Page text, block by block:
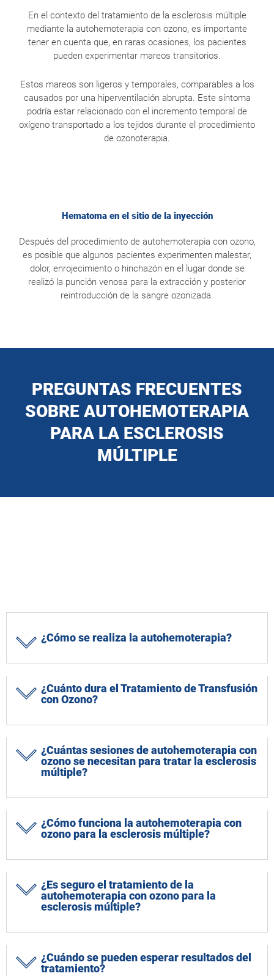
En el contexto del tratamiento de la esclerosis múltiple
mediante la autohemoterapia con ozono, es importante
tener en cuenta que, en raras ocasiones, los pacientes
pueden experimentar mareos transitorios.
Estos mareos son ligeros y temporales, comparables a los
causados por una hiperventilación abrupta. Este síntoma
podría estar relacionado con el incremento temporal de
oxígeno transportado a los tejidos durante el procedimiento
de ozonoterapia.
Hematoma en el sitio de la inyección
Después del procedimiento de autohemoterapia con ozono,
es posible que algunos pacientes experimenten malestar,
dolor, enrojecimiento o hinchazón en el lugar donde se
realizó la punción venosa para la extracción y posterior
reintroducción de la sangre ozonizada.
PREGUNTAS FRECUENTES
SOBRE AUTOHEMOTERAPIA
PARA LA ESCLEROSIS
MÚLTIPLE
¿Cómo se realiza la autohemoterapia?
¿Cuánto dura el Tratamiento de Transfusión
con Ozono?
¿Cuántas sesiones de autohemoterapia con
ozono se necesitan para tratar la esclerosis
múltiple?
¿Cómo funciona la autohemoterapia con
ozono para la esclerosis múltiple?
¿Es seguro el tratamiento de la
autohemoterapia con ozono para la
esclerosis múltiple?
¿Cuándo se pueden esperar resultados del
tratamiento?